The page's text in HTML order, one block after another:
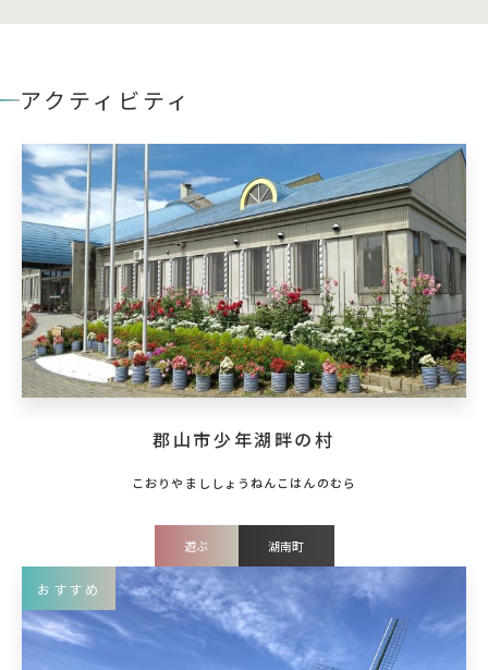
アクティビティ
郡山市少年湖畔の村
遊ぶ 湖南町
おすすめ